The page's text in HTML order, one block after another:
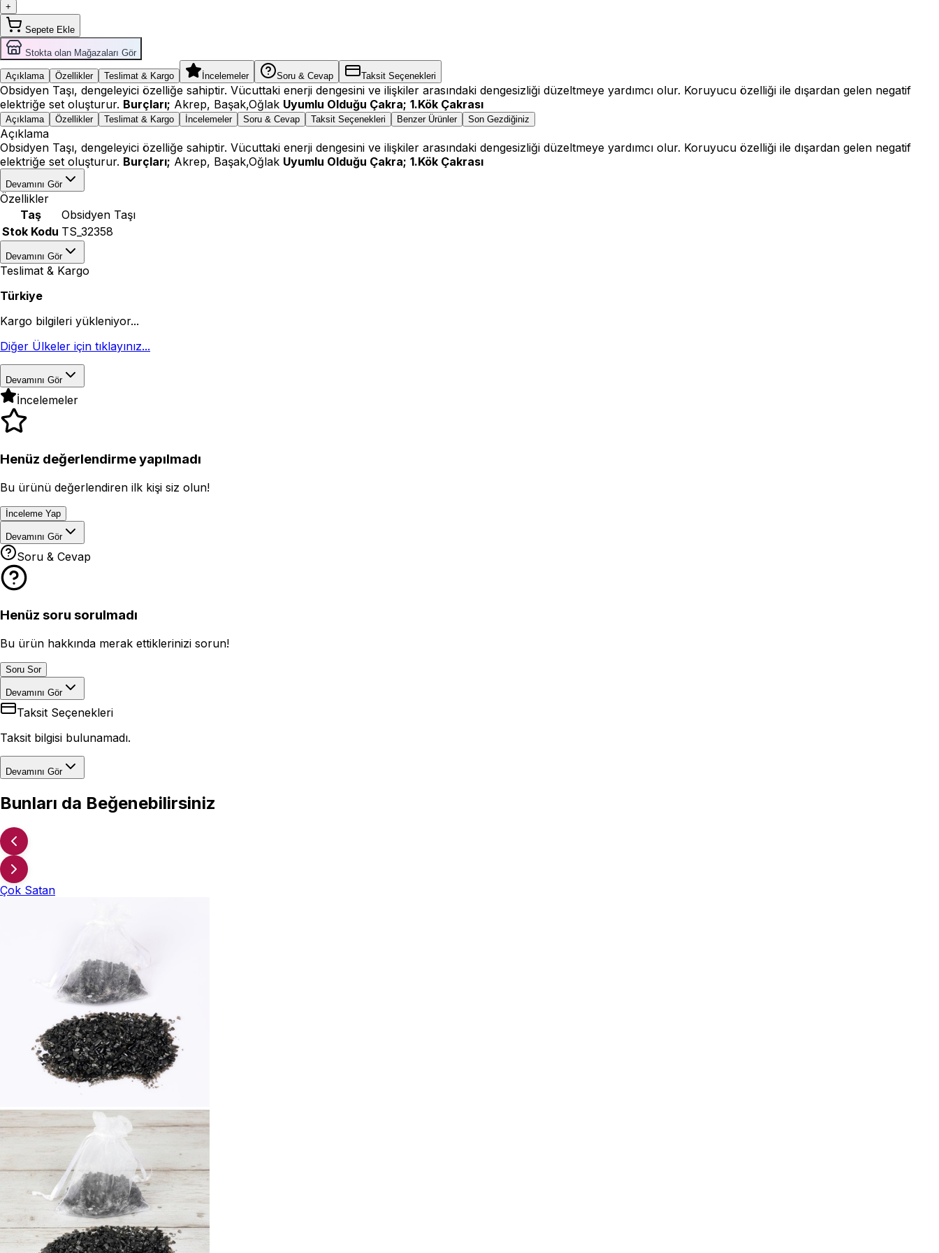
+
Sepete Ekle
Stokta olan Mağazaları Gör
Açıklama Özellikler Teslimat & Kargo İncelemeler Soru & Cevap Taksit Seçenekleri
Obsidyen Taşı, dengeleyici özelliğe sahiptir. Vücuttaki enerji dengesini ve ilişkiler arasındaki dengesizliği düzeltmeye yardımcı olur. Koruyucu özelliği ile dışardan gelen negatif
elektriğe set oluşturur. Burçları; Akrep, Başak,Oğlak Uyumlu Olduğu Çakra; 1.Kök Çakrası
Açıklama Özellikler Teslimat & Kargo İncelemeler Soru & Cevap Taksit Seçenekleri Benzer Ürünler Son Gezdiğiniz
Açıklama
Obsidyen Taşı, dengeleyici özelliğe sahiptir. Vücuttaki enerji dengesini ve ilişkiler arasındaki dengesizliği düzeltmeye yardımcı olur. Koruyucu özelliği ile dışardan gelen negatif
elektriğe set oluşturur. Burçları; Akrep, Başak,Oğlak Uyumlu Olduğu Çakra; 1.Kök Çakrası
Devamını Gör
Özellikler
Taş
Obsidyen Taşı
Stok Kodu TS_32358
Devamını Gör
Teslimat & Kargo
Türkiye
Kargo bilgileri yükleniyor...
Diğer Ülkeler için tıklayınız...
Devamını Gör
İncelemeler
Henüz değerlendirme yapılmadı
Bu ürünü değerlendiren ilk kişi siz olun!
İnceleme Yap
Devamını Gör
Soru & Cevap
Henüz soru sorulmadı
Bu ürün hakkında merak ettiklerinizi sorun!
Soru Sor
Devamını Gör
Taksit Seçenekleri
Taksit bilgisi bulunamadı.
Devamını Gör
Bunları da Beğenebilirsiniz
Çok Satan